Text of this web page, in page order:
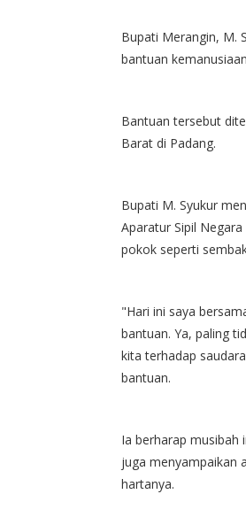
Bupati Merangin, M.
bantuan
​Bantuan tersebut
Barat di Padang.
​Bupati M. Syukur
Aparatur Sipil
pokok seperti
​"Hari ini saya
bantuan. Ya, paling
kita terhadap
bantuan.
​Ia berharap musibah
juga menyampaikan
hartanya.